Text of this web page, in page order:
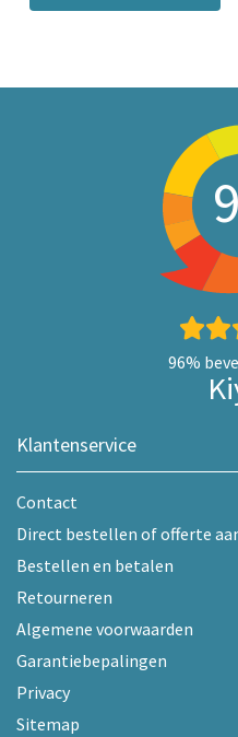
96%
Klantenservice
Contact
Direct bestellen of offerte
Bestellen en betalen
Retourneren
Algemene voorwaarden
Garantiebepalingen
Privacy
Sitemap